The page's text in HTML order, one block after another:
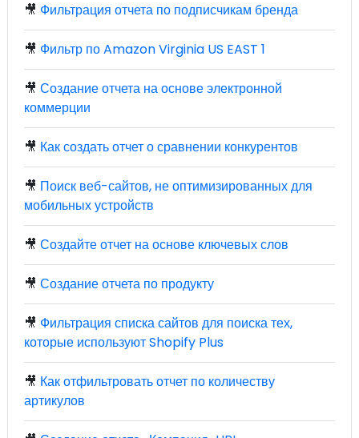
🎥 Фильтрация отчета по подписчикам бренда
🎥 Фильтр по Amazon Virginia US EAST 1
🎥 Создание отчета на основе электронной
коммерции
🎥 Как создать отчет о сравнении конкурентов
🎥 Поиск веб-сайтов, не оптимизированных для
мобильных устройств
🎥 Создайте отчет на основе ключевых слов
🎥 Создание отчета по продукту
🎥 Фильтрация списка сайтов для поиска тех,
которые используют Shopify Plus
🎥 Как отфильтровать отчет по количеству
артикулов